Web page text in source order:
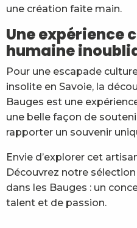
une création faite main.
Une expérience
humaine
Pour une escapade
insolite en Savoie, la
Bauges est une
une belle façon de
rapporter un souvenir
Envie d’explorer cet
Découvrez notre
dans les Bauges : un
talent et de passion.